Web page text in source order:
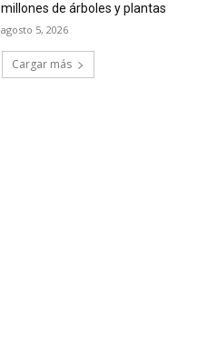
millones de árboles y plantas
agosto 5, 2026
Cargar más